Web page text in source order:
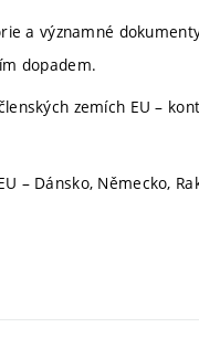
a významné
dopadem.
zemích EU –
– Dánsko, Německo,